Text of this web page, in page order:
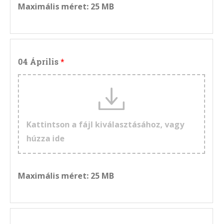
Maximális méret: 25 MB
04 Április
Kattintson a fájl kiválasztásához, vagy
húzza ide
Maximális méret: 25 MB